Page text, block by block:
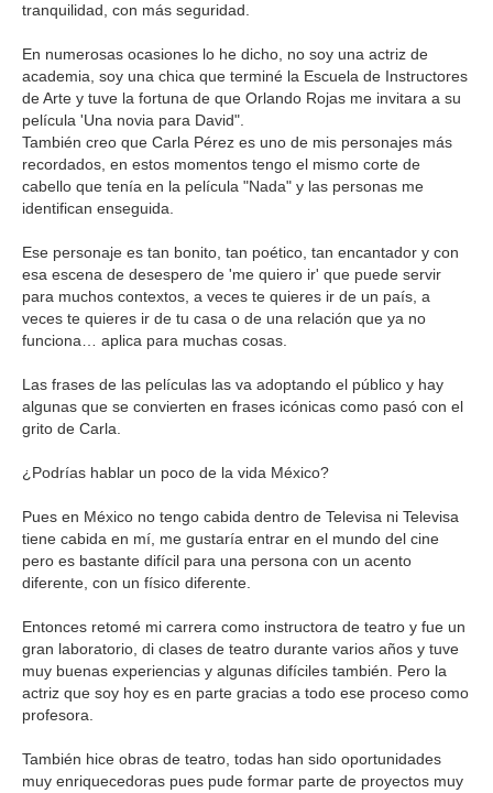
tranquilidad, con más seguridad.
En numerosas ocasiones lo he dicho, no soy una actriz de
academia, soy una chica que terminé la Escuela de Instructores
de Arte y tuve la fortuna de que Orlando Rojas me invitara a su
película 'Una novia para David".
También creo que Carla Pérez es uno de mis personajes más
recordados, en estos momentos tengo el mismo corte de
cabello que tenía en la película "Nada" y las personas me
identifican enseguida.
Ese personaje es tan bonito, tan poético, tan encantador y con
esa escena de desespero de 'me quiero ir' que puede servir
para muchos contextos, a veces te quieres ir de un país, a
veces te quieres ir de tu casa o de una relación que ya no
funciona… aplica para muchas cosas.
Las frases de las películas las va adoptando el público y hay
algunas que se convierten en frases icónicas como pasó con el
grito de Carla.
¿Podrías hablar un poco de la vida México?
Pues en México no tengo cabida dentro de Televisa ni Televisa
tiene cabida en mí, me gustaría entrar en el mundo del cine
pero es bastante difícil para una persona con un acento
diferente, con un físico diferente.
Entonces retomé mi carrera como instructora de teatro y fue un
gran laboratorio, di clases de teatro durante varios años y tuve
muy buenas experiencias y algunas difíciles también. Pero la
actriz que soy hoy es en parte gracias a todo ese proceso como
profesora.
También hice obras de teatro, todas han sido oportunidades
muy enriquecedoras pues pude formar parte de proyectos muy